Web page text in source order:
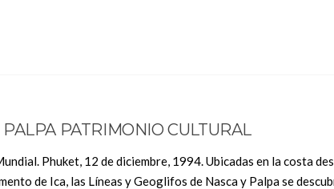
PATRIMONIO CULTURAL
Phuket, 12 de diciembre, 1994. Ubicadas en la costa
de Ica, las Líneas y Geoglifos de Nasca y Palpa se